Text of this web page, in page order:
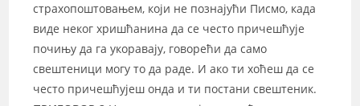
страхопоштовањем, који не познајући Писмо, када
виде неког хришћанина да се често причешћује
почињу да га укоравају, говорећи да само
свештеници могу то да раде. И ако ти хоћеш да се
често причешћујеш онда и ти постани свештеник.